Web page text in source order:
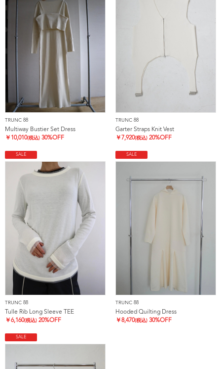
TRUNC 88
Multiway Bustier Set Dress
￥ 10,010(税込) 30%OFF
TRUNC 88
Garter Straps Knit Vest
￥ 7,920(税込) 20%OFF
SALE
TRUNC 88
Tulle Rib Long Sleeve TEE
￥6,160(税込) 20%OFF
SALE
TRUNC 88
Hooded Quilting Dress
￥8,470(税込) 30%OFF
SALE